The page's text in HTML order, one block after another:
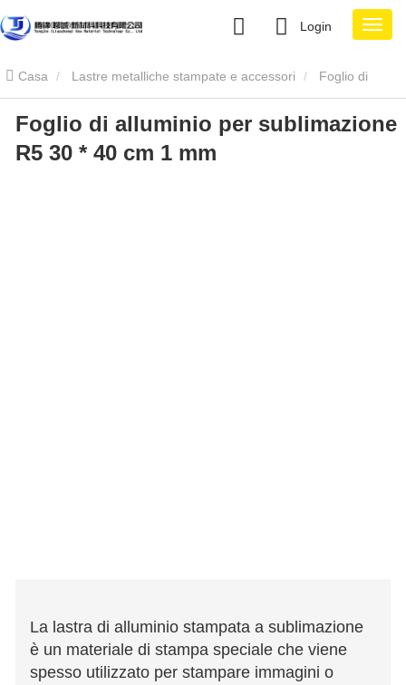
Login
Casa Lastre metalliche stampate e accessori Foglio di
alluminio per sublimazione Foglio di alluminio per sublimazione
R5 30 * 40 cm 1 mm
Foglio di alluminio per sublimazione
R5 30 * 40 cm 1 mm
La lastra di alluminio stampata a sublimazione
è un materiale di stampa speciale che viene
spesso utilizzato per stampare immagini o